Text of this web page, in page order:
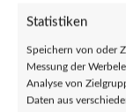
Statistiken
Speichern von oder
Messung der
Analyse von
Daten aus
CDs(0)
Vinyl(0)
MCs (Kassetten)(0)
Tickets(0)
Sticker(0)